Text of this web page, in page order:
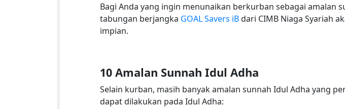
Bagi Anda yang ingin menunaikan berkurban sebagai amalan
tabungan berjangka GOAL Savers iBdari CIMB Niaga Syariah
impian.
10 Amalan Sunnah Idul Adha
Selain kurban, masih banyak amalan sunnah Idul Adha yang
dapat dilakukan pada Idul Adha: